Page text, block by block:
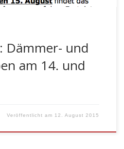
Dämmer- und
am 14. und
Veröffentlicht am 12. August 2015